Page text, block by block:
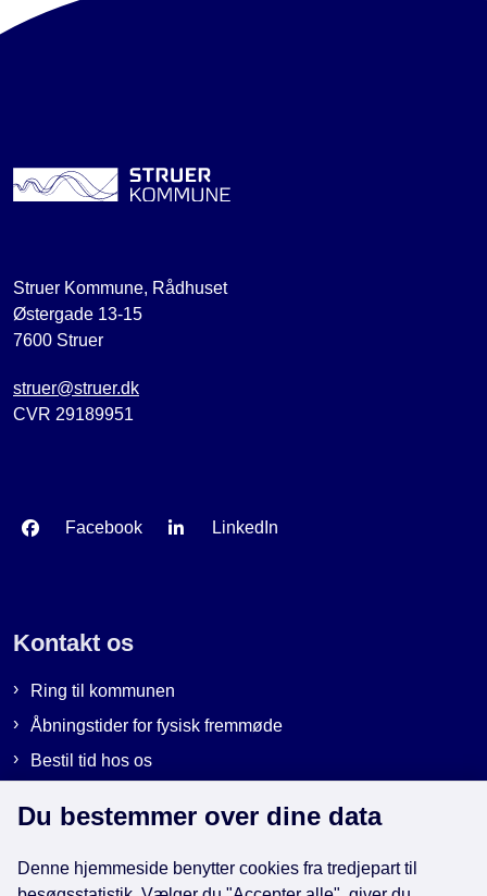
Struer Kommune, Rådhuset
Østergade 13-15
7600 Struer
struer@struer.dk
CVR 29189951
Facebook LinkedIn
Kontakt os
Ring til kommunen
Åbningstider for fysisk fremmøde
Bestil tid hos os
Du bestemmer over dine data
Denne hjemmeside benytter cookies fra tredjepart til